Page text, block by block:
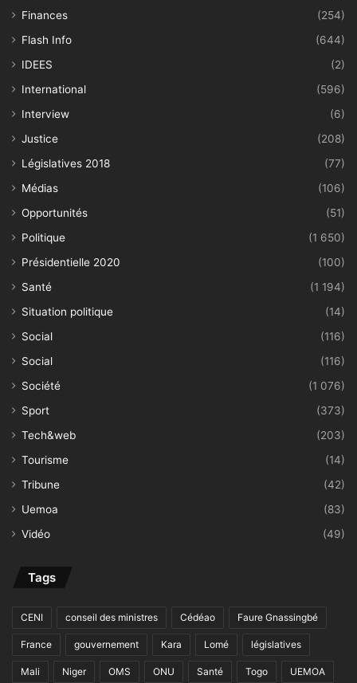
Finances
(254)
Flash Info
(644)
IDEES
(2)
International
(596)
Interview
(6)
Justice
(208)
Législatives 2018
(77)
Médias
(106)
Opportunités
(51)
Politique
(1 650)
Présidentielle 2020
(100)
Santé
(1 194)
Situation politique
(14)
Social
(116)
Social
(116)
Société
(1 076)
Sport
(373)
Tech&web
(203)
Tourisme
(14)
Tribune
(42)
Uemoa
(83)
Vidéo
(49)
Tags
CENI conseil des ministres Cédéao Faure Gnassingbé
France gouvernement Kara Lomé législatives
Mali Niger OMS ONU Santé Togo UEMOA